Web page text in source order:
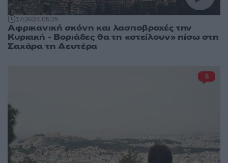
17:2624.05.25
Αφρικανική σκόνη και λασποβροχές την
Κυριακή - Βοριάδες θα τη «στείλουν» πίσω στη
Σαχάρα τη Δευτέρα
5